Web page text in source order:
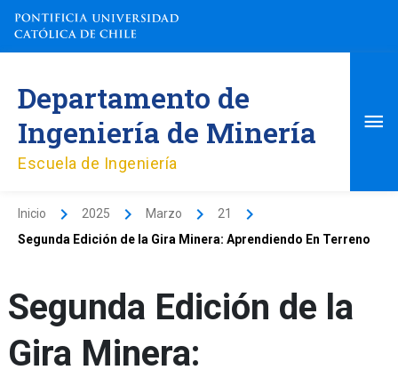
contenido
Departamento de
Ingeniería de Minería
Escuela de Ingeniería
Inicio 2025 Marzo
21
Segunda Edición de la Gira Minera: Aprendiendo En Terreno
Segunda Edición de la
Gira Minera: